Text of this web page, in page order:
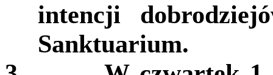
intencji
Sanktuarium.